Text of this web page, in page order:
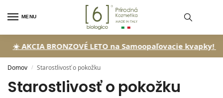
MENU
BRONZOVÉ LETO na Samoopaľovacie kvapky!🏖️ So zľavou
Domov / Starostlivosť o pokožku
Starostlivosť o pokožku